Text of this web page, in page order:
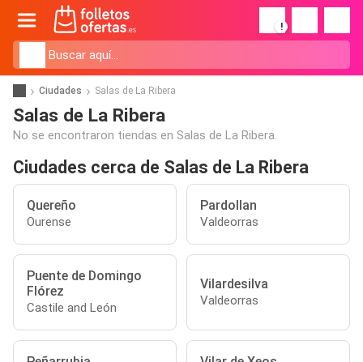
!
Ciudades Salas de La Ribera
Salas de La Ribera
No se encontraron tiendas en Salas de La Ribera.
Ciudades cerca de Salas de La Ribera
Quereño
Ourense
Pardollan
Valdeorras
Puente de Domingo
Flórez
Castile and León
Vilardesilva
Valdeorras